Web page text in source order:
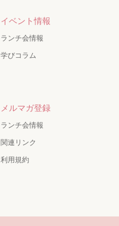
イベント情報
ランチ会情報
学びコラム
メルマガ登録
ランチ会情報
関連リンク
利用規約